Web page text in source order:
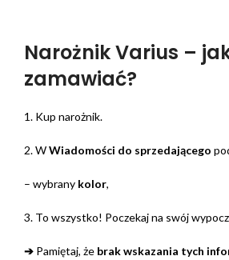
Narożnik Varius –
zamawiać?
1. Kup narożnik.
2. WWiadomości do sprzedającego
– wybrany kolor,
3. To wszystko! Poczekaj na swój
➔ Pamiętaj, że brak wskazania tych